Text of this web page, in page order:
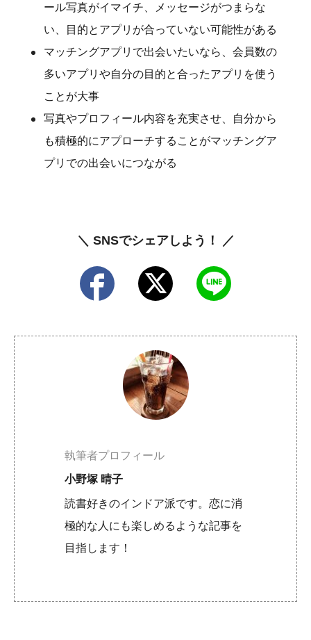
ール写真がイマイチ、メッセージがつまらな
い、目的とアプリが合っていない可能性がある
マッチングアプリで出会いたいなら、会員数の
多いアプリや自分の目的と合ったアプリを使う
ことが大事
写真やプロフィール内容を充実させ、自分から
も積極的にアプローチすることがマッチングア
プリでの出会いにつながる
＼ SNSでシェアしよう！ ／
執筆者プロフィール
小野塚 晴子
読書好きのインドア派です。恋に消
極的な人にも楽しめるような記事を
目指します！